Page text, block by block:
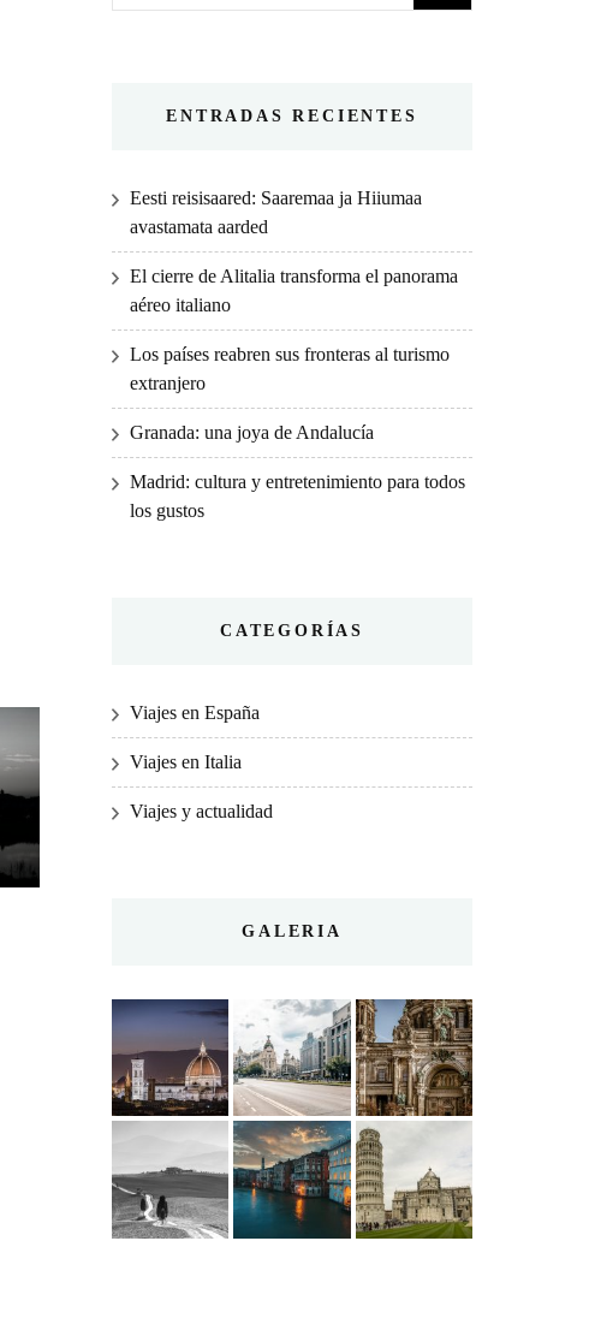
ENTRADAS RECIENTES
Eesti reisisaared: Saaremaa ja Hiiumaa
avastamata aarded
El cierre de Alitalia transforma el panorama
aéreo italiano
Los países reabren sus fronteras al turismo
extranjero
Granada: una joya de Andalucía
Madrid: cultura y entretenimiento para todos
los gustos
CATEGORÍAS
Viajes en España
Viajes en Italia
Viajes y actualidad
GALERIA